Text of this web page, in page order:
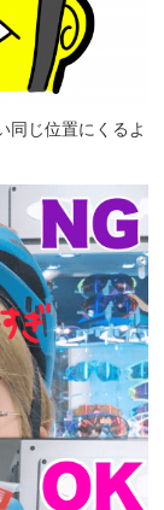
同じ位置にくるよ